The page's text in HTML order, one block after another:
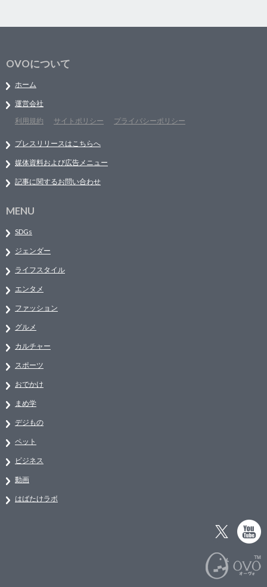
OVOについて
ホーム
運営会社
利用規約
サイトポリシー プライバシーポリシー
プレスリリースはこちらへ
媒体資料および広告メニュー
記事に関するお問い合わせ
MENU
SDGs
ジェンダー
ライフスタイル
エンタメ
ファッション
グルメ
カルチャー
スポーツ
おでかけ
まめ学
デジもの
ペット
ビジネス
動画
はばたけラボ